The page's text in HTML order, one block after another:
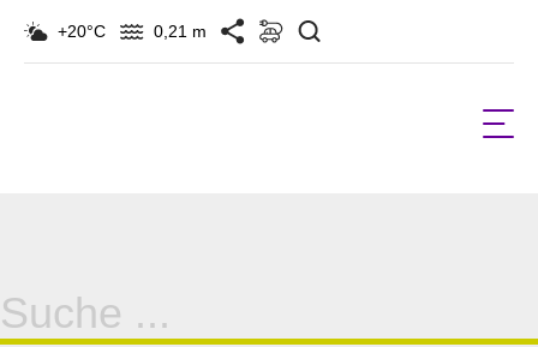
+20°C 0,21 m
Suche
für: